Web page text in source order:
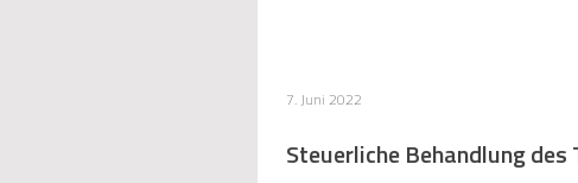
Steuerliche Behandlung
7. Juni 2022